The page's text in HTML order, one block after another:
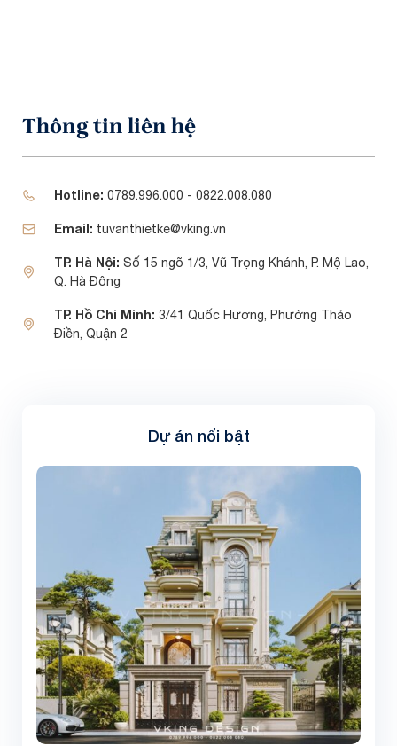
Thông tin liên hệ
Hotline: 0789.996.000 - 0822.008.080
Email: tuvanthietke@vking.vn
TP. Hà Nội: Số 15 ngõ 1/3, Vũ Trọng Khánh, P. Mộ Lao,
Q. Hà Đông
TP. Hồ Chí Minh: 3/41 Quốc Hương, Phường Thảo
Điền, Quận 2
Dự án nổi bật